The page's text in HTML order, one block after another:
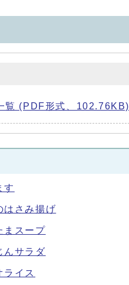
覧 (PDF形式、102.76KB)
す
はさみ揚げ
まスープ
んサラダ
イス